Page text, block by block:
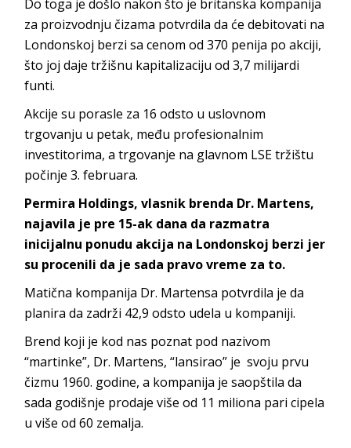
Do toga je došlo nakon što je britanska kompanija
za proizvodnju čizama potvrdila da će debitovati na
Londonskoj berzi sa cenom od 370 penija po akciji,
što joj daje tržišnu kapitalizaciju od 3,7 milijardi
funti.
Akcije su porasle za 16 odsto u uslovnom
trgovanju u petak, među profesionalnim
investitorima, a trgovanje na glavnom LSE tržištu
počinje 3. februara.
Permira Holdings, vlasnik brenda Dr. Martens,
najavila je pre 15-ak dana da razmatra
inicijalnu ponudu akcija na Londonskoj berzi jer
su procenili da je sada pravo vreme za to.
Matična kompanija Dr. Martensa potvrdila je da
planira da zadrži 42,9 odsto udela u kompaniji.
Brend koji je kod nas poznat pod nazivom
“martinke”, Dr. Martens, “lansirao” je svoju prvu
čizmu 1960. godine, a kompanija je saopštila da
sada godišnje prodaje više od 11 miliona pari cipela
u više od 60 zemalja.